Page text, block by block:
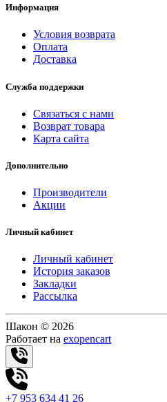
Информация
Условия возврата
Оплата
Доставка
Служба поддержки
Связаться с нами
Возврат товара
Карта сайта
Дополнительно
Производители
Акции
Личный кабинет
Личный кабинет
История заказов
Закладки
Рассылка
Шакон © 2026
Работает на exopencart
+7 953 634 41 26